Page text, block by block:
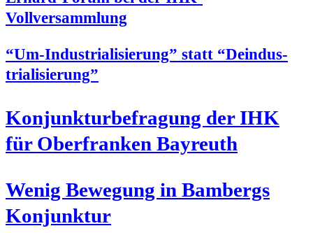
Vollversammlung
“Um-Indus­tria­li­sie­rung” statt “Deindus­
tria­li­sie­rung”
Kon­junk­tur­be­fra­gung der IHK
für Ober­fran­ken Bayreuth
Wenig Bewe­gung in Bam­bergs
Konjunktur